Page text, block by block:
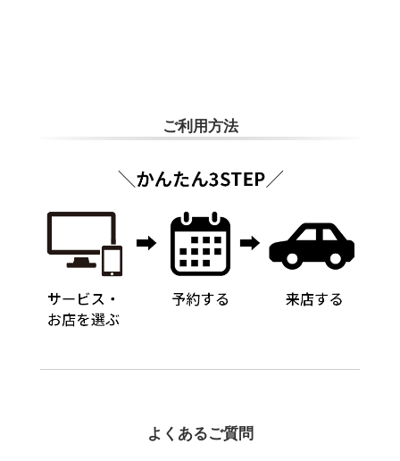
ご利用方法
よくあるご質問